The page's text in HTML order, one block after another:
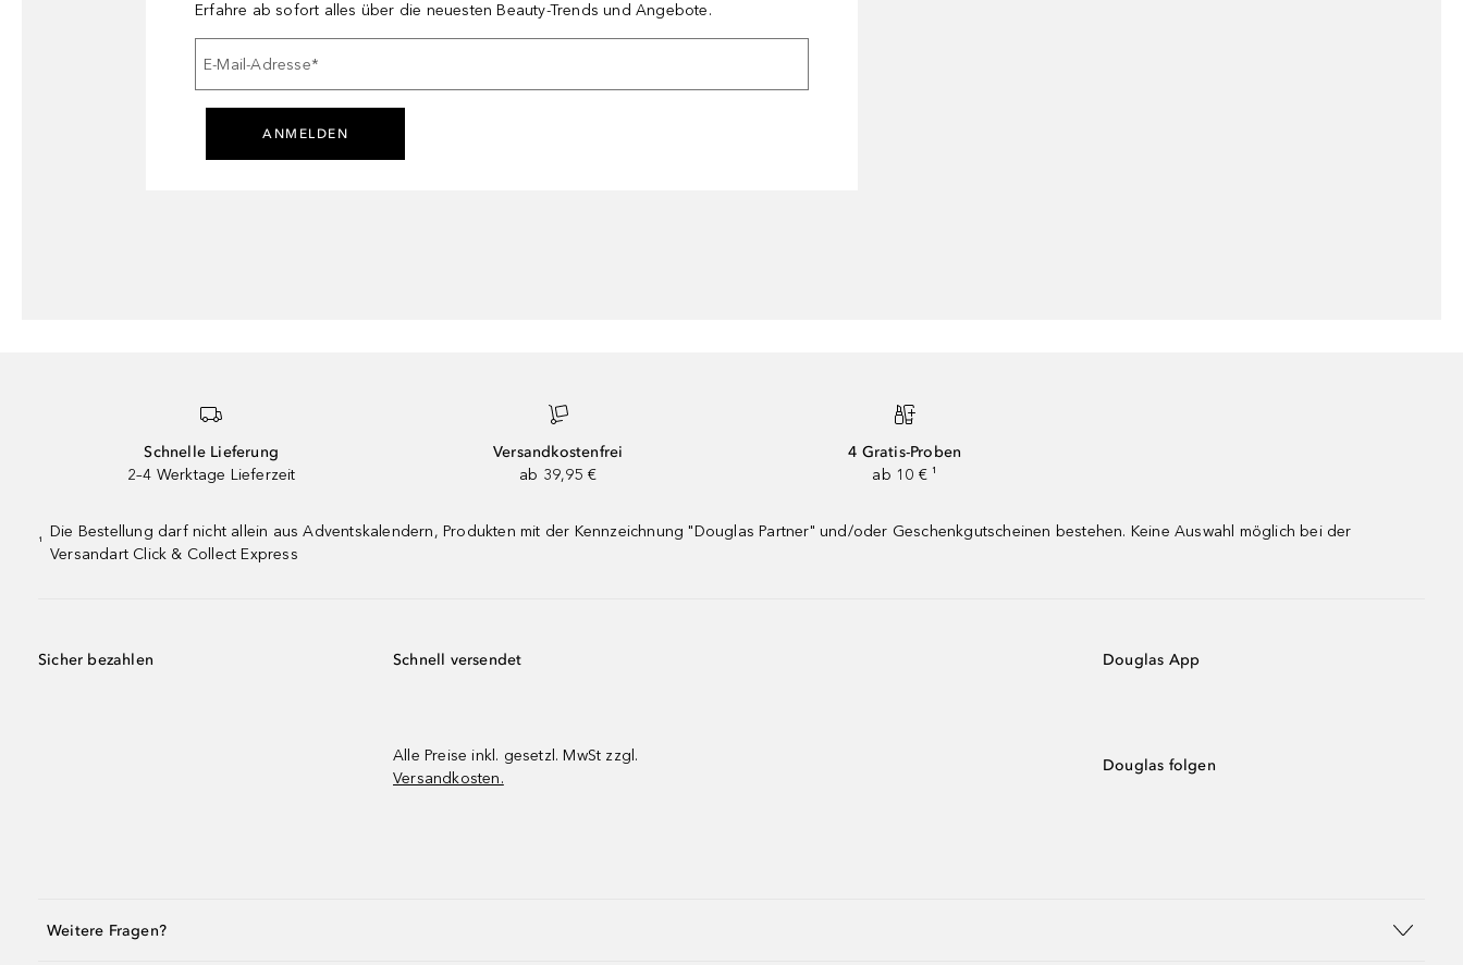
Erfahre ab sofort alles über die neuesten Beauty-Trends und Angebote.
E-Mail-Adresse*
ANMELDEN
Schnelle Lieferung
2–4 Werktage Lieferzeit
Versandkostenfrei
ab 39,95 €
4 Gratis-Proben
ab 10 € ¹
¹
Die Bestellung darf nicht allein aus Adventskalendern, Produkten mit der Kennzeichnung "Douglas Partner" und/oder Geschenkgutscheinen bestehen. Keine Auswahl möglich bei der
Versandart Click & Collect Express
Sicher bezahlen Schnell versendet
Alle Preise inkl. gesetzl. MwSt zzgl.
Versandkosten.
Douglas App
Douglas folgen
Weitere Fragen?